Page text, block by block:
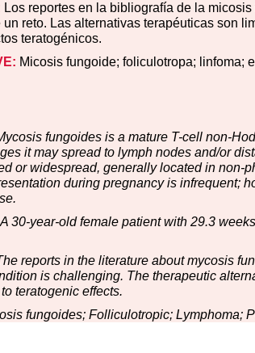
Los reportes en la bibliografía de la
reto. Las alternativas terapéuticas son
teratogénicos.
Micosis fungoide; foliculotropa; linfoma;
fungoides is a mature T-cell non-
it may spread to lymph nodes and/or
or widespread, generally located in non-
during pregnancy is infrequent;
A 30-year-old female patient with 29.3
reports in the literature about mycosis
is challenging. The therapeutic
teratogenic effects.
fungoides; Folliculotropic; Lymphoma;